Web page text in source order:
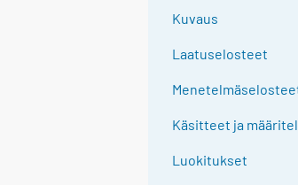
Kuvaus
Laatuselosteet
Käsitteet ja
Luokitukset